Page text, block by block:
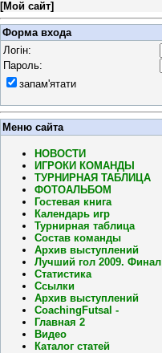
[Мой сайт]
Форма входа
Логін:
Пароль:
запам'ятати
Меню сайта
НОВОСТИ
ИГРОКИ КОМАНДЫ
ТУРНИРНАЯ ТАБЛИЦА
ФОТОАЛЬБОМ
Гостевая книга
Календарь игр
Турнирная таблица
Состав команды
Архив выступлений
Лучший гол 2009. Финал
Статистика
Ссылки
Архив выступлений
CoachingFutsal -
Главная 2
Видео
Каталог статей